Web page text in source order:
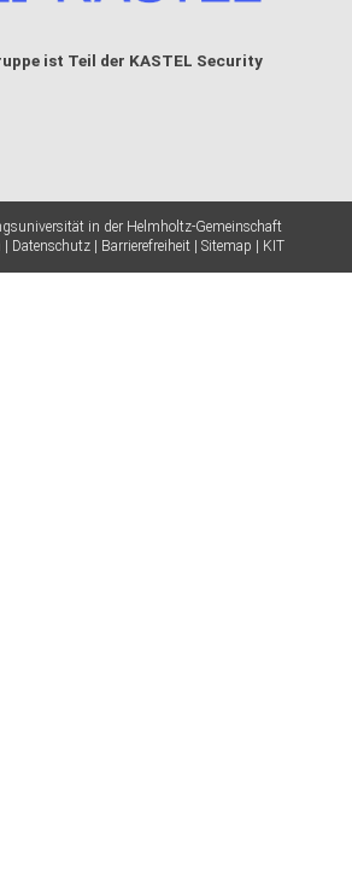
ist Teil der KASTEL Security
in der Helmholtz-Gemeinschaft
Datenschutz Barrierefreiheit Sitemap KIT